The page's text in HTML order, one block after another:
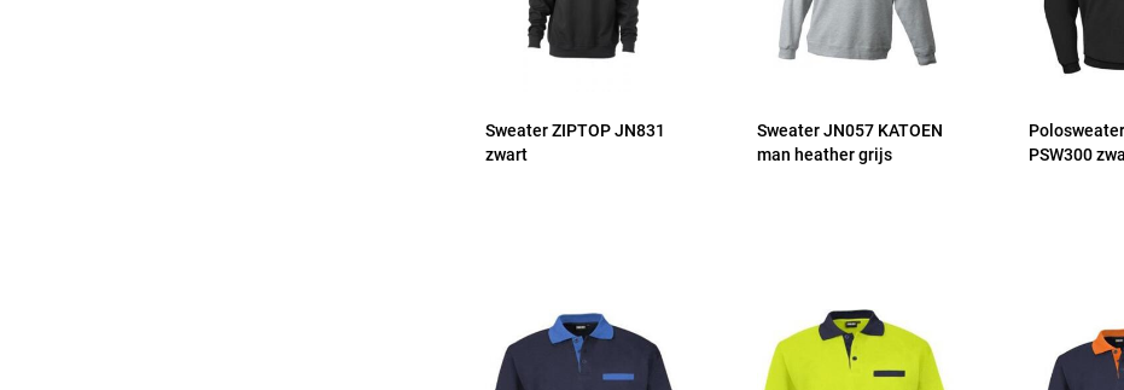
Sweater ZIPTOP JN831
zwart
Sweater JN057 KATOEN
man heather grijs
PSW300